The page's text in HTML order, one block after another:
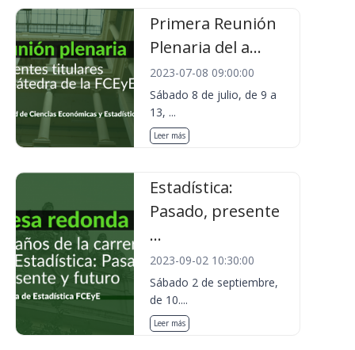
Primera Reunión
Plenaria del a...
2023-07-08 09:00:00
Sábado 8 de julio, de 9 a
13, ...
Leer más
Estadística:
Pasado, presente
...
2023-09-02 10:30:00
Sábado 2 de septiembre,
de 10....
Leer más